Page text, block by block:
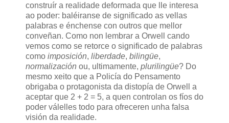
construír a realidade deformada que lle interesa
ao poder: baléiranse de significado as vellas
palabras e énchense con outros que mellor
conveñan. Como non lembrar a Orwell cando
vemos como se retorce o significado de palabras
como imposición, liberdade, bilingüe,
normalización ou, ultimamente, plurilingüe? Do
mesmo xeito que a Policía do Pensamento
obrigaba o protagonista da distopía de Orwell a
aceptar que 2 + 2 = 5, a quen controlan os fíos do
poder válelles todo para ofreceren unha falsa
visión da realidade.